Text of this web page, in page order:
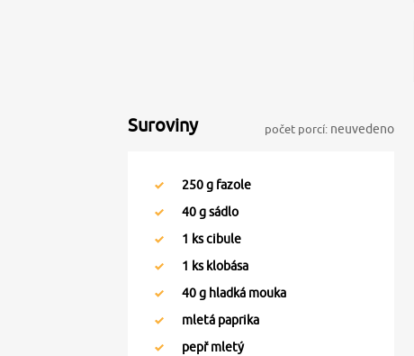
Suroviny počet porcí: neuvedeno
250g fazole
40g sádlo
1 ks cibule
1 ks klobása
40g hladká mouka
mletá paprika
pepř mletý